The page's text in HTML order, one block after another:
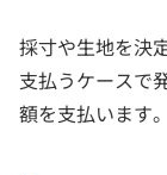
採寸や生地を決
支払うケースで
額を支払います。